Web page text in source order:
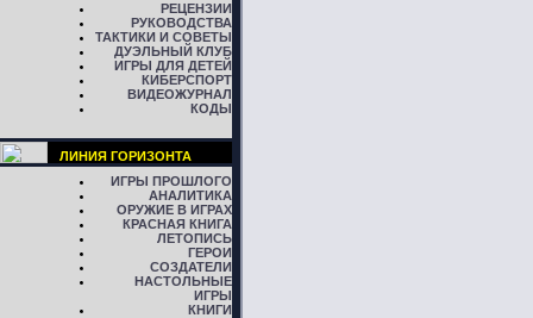
РЕЦЕНЗИИ
РУКОВОДСТВА
ТАКТИКИ И СОВЕТЫ
ДУЭЛЬНЫЙ КЛУБ
ИГРЫ ДЛЯ ДЕТЕЙ
КИБЕРСПОРТ
ВИДЕОЖУРНАЛ
КОДЫ
ЛИНИЯ ГОРИЗОНТА
ИГРЫ ПРОШЛОГО
АНАЛИТИКА
ОРУЖИЕ В ИГРАХ
КРАСНАЯ КНИГА
ЛЕТОПИСЬ
ГЕРОИ
СОЗДАТЕЛИ
НАСТОЛЬНЫЕ
ИГРЫ
КНИГИ